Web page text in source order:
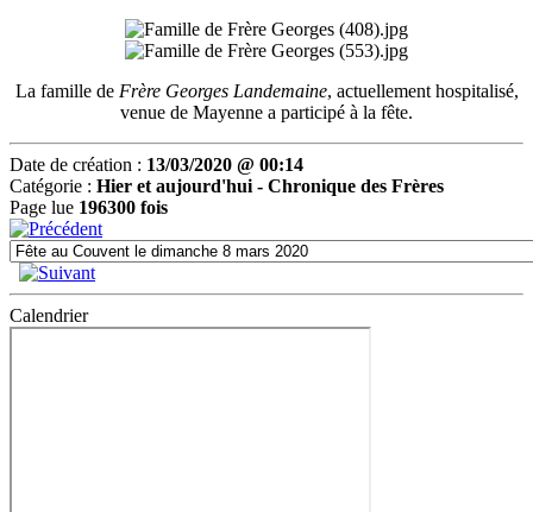
La famille de Frère Georges Landemaine, actuellement hospitalisé,
venue de Mayenne a participé à la fête.
Date de création : 13/03/2020 @ 00:14
Catégorie : Hier et aujourd'hui - Chronique des Frères
Page lue 196300 fois
Calendrier